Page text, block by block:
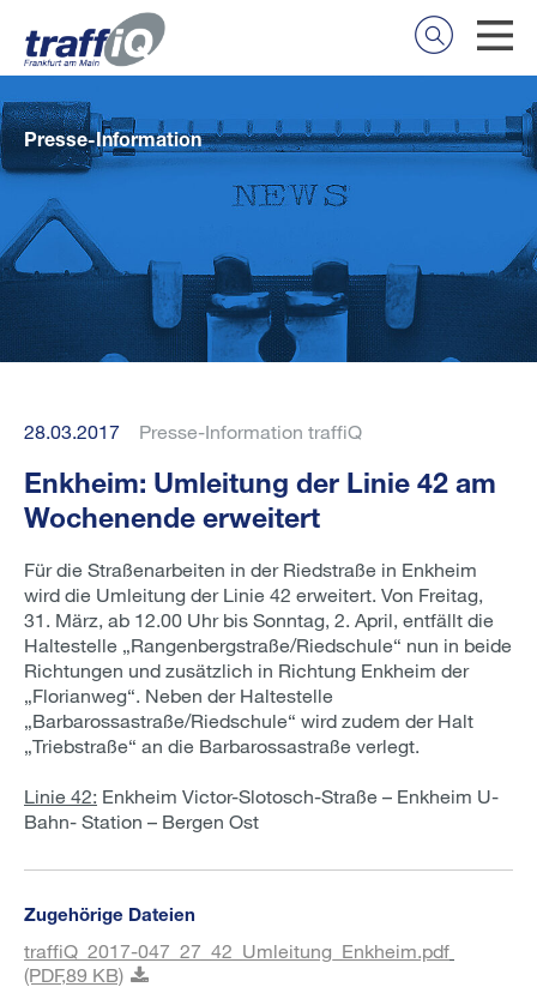
Presse-Information
28.03.2017 Presse-Information traffiQ
Enkheim: Umleitung der Linie 42 am
Wochenende erweitert
Für die Straßenarbeiten in der Riedstraße in Enkheim
wird die Umleitung der Linie 42 erweitert. Von Freitag,
31. März, ab 12.00 Uhr bis Sonntag, 2. April, entfällt die
Haltestelle „Rangenbergstraße/Riedschule“ nun in beide
Richtungen und zusätzlich in Richtung Enkheim der
„Florianweg“. Neben der Haltestelle
„Barbarossastraße/Riedschule“ wird zudem der Halt
„Triebstraße“ an die Barbarossastraße verlegt.
Linie 42: Enkheim Victor-Slotosch-Straße – Enkheim U-
Bahn- Station – Bergen Ost
Zugehörige Dateien
traffiQ_2017-047_27_42_Umleitung_Enkheim.pdf
(PDF,89 KB)